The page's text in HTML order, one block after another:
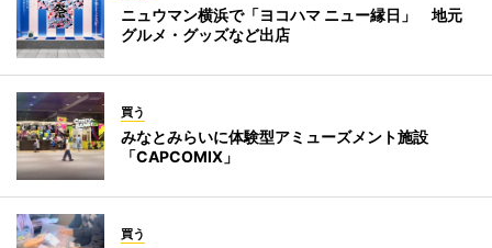
ニュウマン横浜で「ヨコハマ ニュー縁日」 地元
グルメ・グッズなど出店
買う
みなとみらいに体験型アミューズメント施設
「CAPCOMIX」
買う